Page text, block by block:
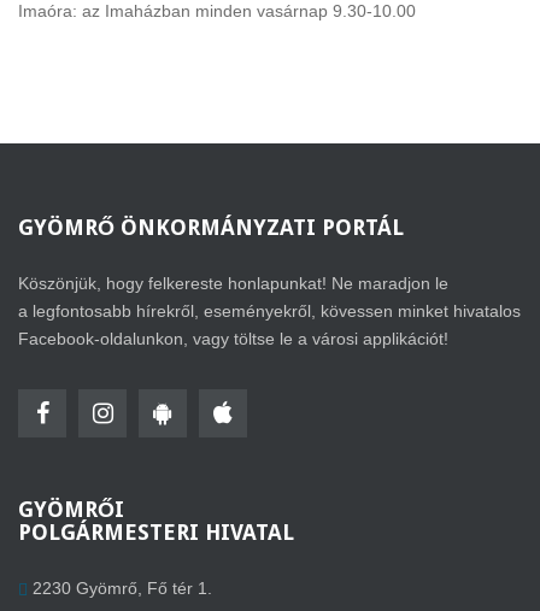
Imaóra: az Imaházban minden vasárnap 9.30-10.00
GYÖMRŐ ÖNKORMÁNYZATI PORTÁL
Köszönjük, hogy felkereste honlapunkat! Ne maradjon le
a legfontosabb hírekről, eseményekről, kövessen minket hivatalos
Facebook-oldalunkon, vagy töltse le a városi applikációt!
GYÖMRŐI
POLGÁRMESTERI HIVATAL
2230 Gyömrő, Fő tér 1.